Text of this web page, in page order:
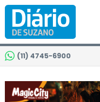
(11) 4745-6900